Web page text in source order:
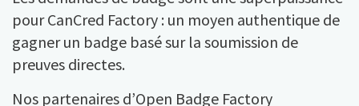
pour CanCred Factory : un moyen authentique de
gagner un badge basé sur la soumission de
preuves directes.
Nos partenaires d’Open Badge Factory